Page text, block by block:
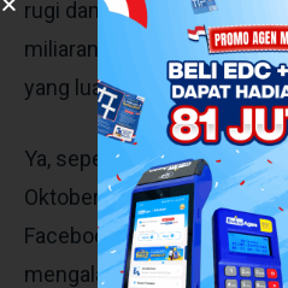
rugi dan sempat menurun
miliaran dollar, Zuckerberg
yang luar biasa.
Ya, seperti yang sudah
Oktober 2021 lalu, kasus 3
Facebook, WhatsApp dan
mengalamidown.